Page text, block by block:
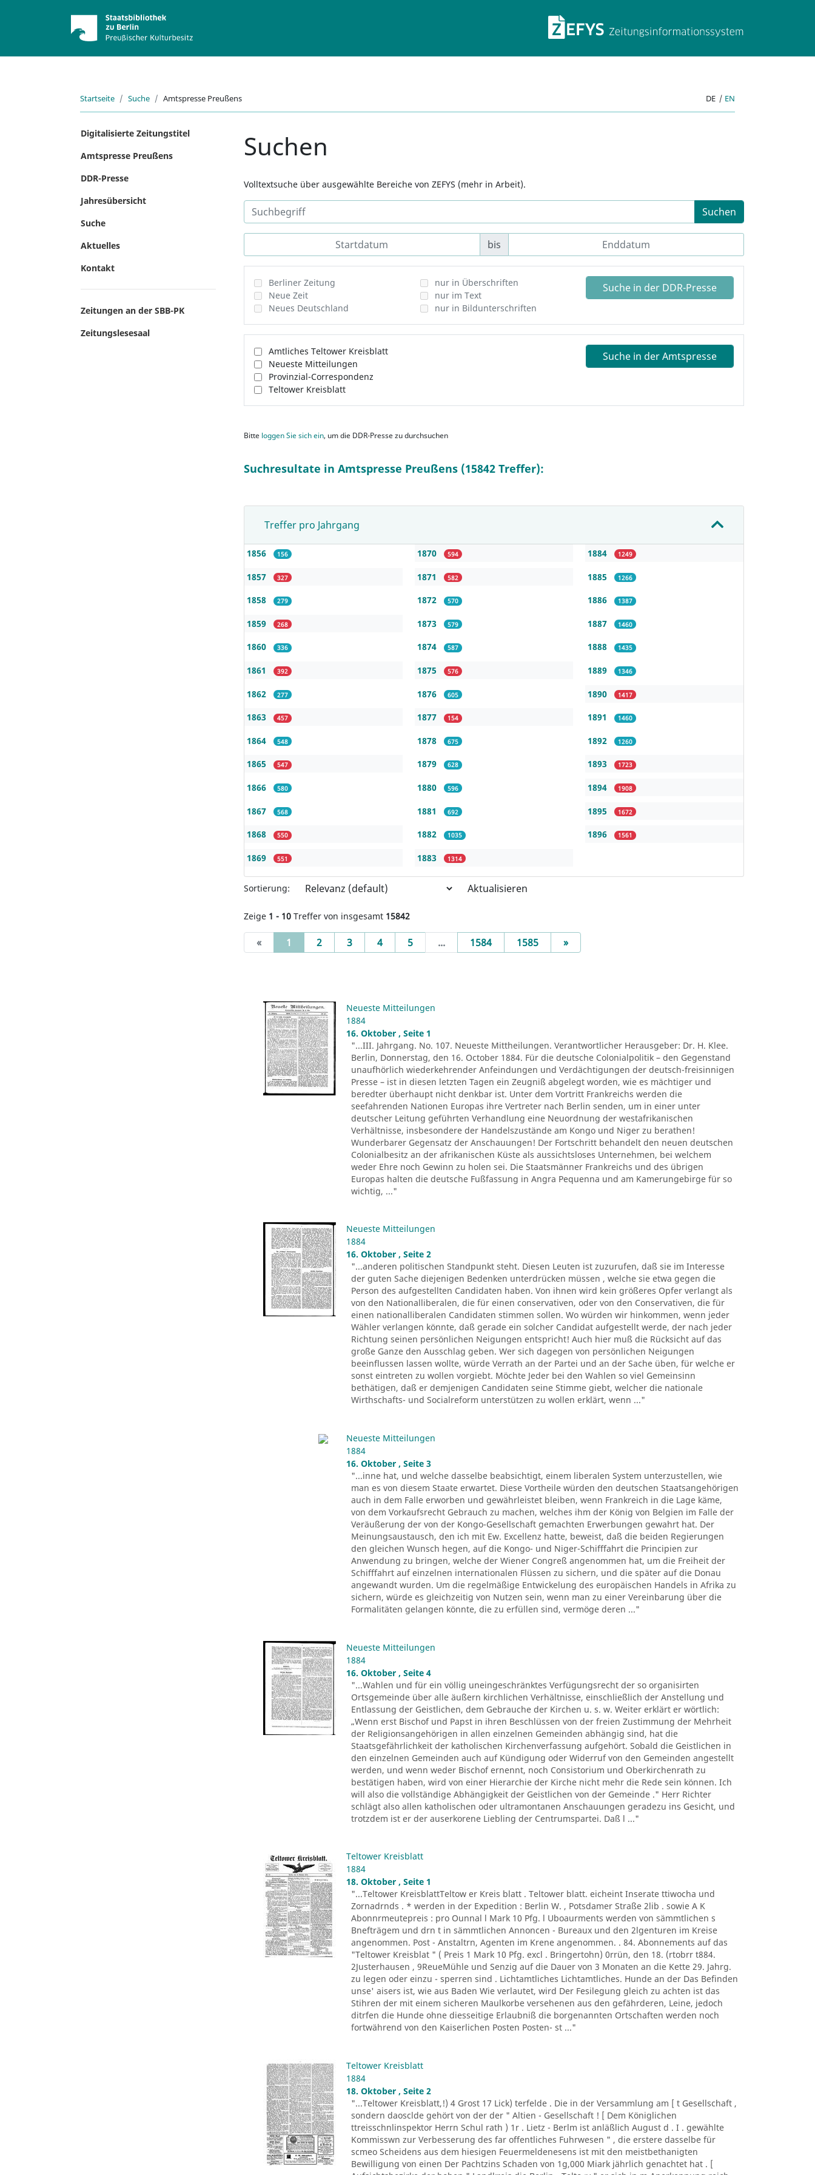
ZEFYS
Startseite Suche Amtspresse Preußens DE | EN
Digitalisierte Zeitungstitel
Amtspresse Preußens
DDR-Presse
Jahresübersicht
Suche
Aktuelles
Kontakt
Zeitungen an der SBB-PK
Zeitungslesesaal
Suchen
Volltextsuche über ausgewählte Bereiche von ZEFYS (mehr in Arbeit).
Suchen
bis
Berliner Zeitung
Neue Zeit
Neues Deutschland
nur in Überschriften
nur im Text
nur in Bildunterschriften
Suche in der DDR-Presse
Amtliches Teltower Kreisblatt
Neueste Mitteilungen
Provinzial-Correspondenz
Teltower Kreisblatt
Suche in der Amtspresse
Bitte loggen Sie sich ein, um die DDR-Presse zu durchsuchen
Suchresultate in Amtspresse Preußens (15842 Treffer):
Treffer pro Jahrgang
1856 156
1857 327
1858 279
1859 268
1860 336
1861 392
1862 277
1863 457
1864 548
1865 547
1866 580
1867 568
1868 550
1869 551
1870 594
1871 582
1872 570
1873 579
1874 587
1875 576
1876 605
1877 154
1878 675
1879 628
1880 596
1881 692
1882 1035
1883 1314
1884 1249
1885 1266
1886 1387
1887 1460
1888 1435
1889 1346
1890 1417
1891 1460
1892 1260
1893 1723
1894 1908
1895 1672
1896 1561
Sortierung: Aktualisieren
Zeige 1 - 10 Treffer von insgesamt 15842
« 1 (current)
2 3 4 5 ... 1584 1585 »Next
Neueste Mitteilungen
1884
16. Oktober , Seite 1
"...III. Jahrgang. No. 107. Neueste Mittheilungen. Verantwortlicher Herausgeber: Dr. H. Klee.
Berlin, Donnerstag, den 16. October 1884. Für die deutsche Colonialpolitik – den Gegenstand
unaufhörlich wiederkehrender Anfeindungen und Verdächtigungen der deutsch-freisinnigen
Presse – ist in diesen letzten Tagen ein Zeugniß abgelegt worden, wie es mächtiger und
beredter überhaupt nicht denkbar ist. Unter dem Vortritt Frankreichs werden die
seefahrenden Nationen Europas ihre Vertreter nach Berlin senden, um in einer unter
deutscher Leitung geführten Verhandlung eine Neuordnung der westafrikanischen
Verhältnisse, insbesondere der Handelszustände am Kongo und Niger zu berathen!
Wunderbarer Gegensatz der Anschauungen! Der Fortschritt behandelt den neuen deutschen
Colonialbesitz an der afrikanischen Küste als aussichtsloses Unternehmen, bei welchem
weder Ehre noch Gewinn zu holen sei. Die Staatsmänner Frankreichs und des übrigen
Europas halten die deutsche Fußfassung in Angra Pequenna und am Kamerungebirge für so
wichtig, ..."
Neueste Mitteilungen
1884
16. Oktober , Seite 2
"...anderen politischen Standpunkt steht. Diesen Leuten ist zuzurufen, daß sie im Interesse
der guten Sache diejenigen Bedenken unterdrücken müssen , welche sie etwa gegen die
Person des aufgestellten Candidaten haben. Von ihnen wird kein größeres Opfer verlangt als
von den Nationalliberalen, die für einen conservativen, oder von den Conservativen, die für
einen nationalliberalen Candidaten stimmen sollen. Wo würden wir hinkommen, wenn jeder
Wähler verlangen könnte, daß gerade ein solcher Candidat aufgestellt werde, der nach jeder
Richtung seinen persönlichen Neigungen entspricht! Auch hier muß die Rücksicht auf das
große Ganze den Ausschlag geben. Wer sich dagegen von persönlichen Neigungen
beeinflussen lassen wollte, würde Verrath an der Partei und an der Sache üben, für welche er
sonst eintreten zu wollen vorgiebt. Möchte Jeder bei den Wahlen so viel Gemeinsinn
bethätigen, daß er demjenigen Candidaten seine Stimme giebt, welcher die nationale
Wirthschafts- und Socialreform unterstützen zu wollen erklärt, wenn ..."
Neueste Mitteilungen
1884
16. Oktober , Seite 3
"...inne hat, und welche dasselbe beabsichtigt, einem liberalen System unterzustellen, wie
man es von diesem Staate erwartet. Diese Vortheile würden den deutschen Staatsangehörigen
auch in dem Falle erworben und gewährleistet bleiben, wenn Frankreich in die Lage käme,
von dem Vorkaufsrecht Gebrauch zu machen, welches ihm der König von Belgien im Falle der
Veräußerung der von der Kongo-Gesellschaft gemachten Erwerbungen gewahrt hat. Der
Meinungsaustausch, den ich mit Ew. Excellenz hatte, beweist, daß die beiden Regierungen
den gleichen Wunsch hegen, auf die Kongo- und Niger-Schifffahrt die Principien zur
Anwendung zu bringen, welche der Wiener Congreß angenommen hat, um die Freiheit der
Schifffahrt auf einzelnen internationalen Flüssen zu sichern, und die später auf die Donau
angewandt wurden. Um die regelmäßige Entwickelung des europäischen Handels in Afrika zu
sichern, würde es gleichzeitig von Nutzen sein, wenn man zu einer Vereinbarung über die
Formalitäten gelangen könnte, die zu erfüllen sind, vermöge deren ..."
Neueste Mitteilungen
1884
16. Oktober , Seite 4
"...Wahlen und für ein völlig uneingeschränktes Verfügungsrecht der so organisirten
Ortsgemeinde über alle äußern kirchlichen Verhältnisse, einschließlich der Anstellung und
Entlassung der Geistlichen, dem Gebrauche der Kirchen u. s. w. Weiter erklärt er wörtlich:
„Wenn erst Bischof und Papst in ihren Beschlüssen von der freien Zustimmung der Mehrheit
der Religionsangehörigen in allen einzelnen Gemeinden abhängig sind, hat die
Staatsgefährlichkeit der katholischen Kirchenverfassung aufgehört. Sobald die Geistlichen in
den einzelnen Gemeinden auch auf Kündigung oder Widerruf von den Gemeinden angestellt
werden, und wenn weder Bischof ernennt, noch Consistorium und Oberkirchenrath zu
bestätigen haben, wird von einer Hierarchie der Kirche nicht mehr die Rede sein können. Ich
will also die vollständige Abhängigkeit der Geistlichen von der Gemeinde ." Herr Richter
schlägt also allen katholischen oder ultramontanen Anschauungen geradezu ins Gesicht, und
trotzdem ist er der auserkorene Liebling der Centrumspartei. Daß l ..."
Teltower Kreisblatt
1884
18. Oktober , Seite 1
"...Teltower KreisblattTeltow er Kreis blatt . Teltower blatt. eicheint Inserate ttiwocha und
Zornadrnds . * werden in der Expedition : Berlin W. , Potsdamer Straße 2lib . sowie A K
Abonnrmeutepreis : pro Ounnal l Mark 10 Pfg. l Uboaurments werden von sämmtlichen s
Bnefträgem und drn t in sämmtlichen Annoncen - Bureaux und den 2lgenturen im Kreise
angenommen. Post - Anstaltrn, Agenten im Krene angenommen. . 84. Abonnements auf das
"Teltower Kreisblat " ( Preis 1 Mark 10 Pfg. excl . Bringertohn) 0rrün, den 18. (rtobrr t884.
2Justerhausen , 9ReueMühle und Senzig auf die Dauer von 3 Monaten an die Kette 29. Jahrg.
zu legen oder einzu - sperren sind . Lichtamtliches Lichtamtliches. Hunde an der Das Befinden
unse' aisers ist, wie aus Baden Wie verlautet, wird Der Fesilegung gleich zu achten ist das
Stihren der mit einem sicheren Maulkorbe versehenen aus den gefährderen, Leine, jedoch
ditrfen die Hunde ohne diesseitige Erlaubniß die borgenannten Ortschaften werden noch
fortwährend von den Kaiserlichen Posten Posten- st ..."
Teltower Kreisblatt
1884
18. Oktober , Seite 2
"...Teltower Kreisblatt,!) 4 Grost 17 Lick) terfelde . Die in der Versammlung am [ t Gesellschaft ,
sondern daosclde gehört von der der " Altien - Gesellschaft ! [ Dem Königlichen
ttreisschnlinspektor Herrn Schul rath ) 1r . Lietz - Berlm ist anläßlich August d . I . gewählte
Kommisswn zur Verbesserung des far offentliches Fuhrwesen " , die erstere dasselbe für
scmeo Scheidens aus dem hiesigen Feuermeldenesens ist mit den meistbethanigten
Bewilligung von einen Der Pachtzins Schaden von 1g,000 Miark jährlich genachtet hat . [